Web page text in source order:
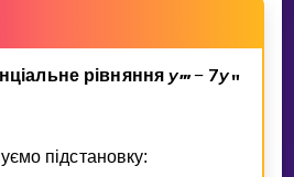
рiвнянняy‴− 7y″
пiдстановку: